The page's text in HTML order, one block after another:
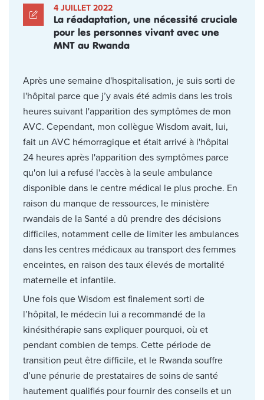
4 JUILLET 2022
La réadaptation, une nécessité cruciale
pour les personnes vivant avec une
MNT au Rwanda
Après une semaine d'hospitalisation, je suis sorti de
l'hôpital parce que j’y avais été admis dans les trois
heures suivant l'apparition des symptômes de mon
AVC. Cependant, mon collègue Wisdom avait, lui,
fait un AVC hémorragique et était arrivé à l'hôpital
24 heures après l'apparition des symptômes parce
qu'on lui a refusé l'accès à la seule ambulance
disponible dans le centre médical le plus proche. En
raison du manque de ressources, le ministère
rwandais de la Santé a dû prendre des décisions
difficiles, notamment celle de limiter les ambulances
dans les centres médicaux au transport des femmes
enceintes, en raison des taux élevés de mortalité
maternelle et infantile.
Une fois que Wisdom est finalement sorti de
l’hôpital, le médecin lui a recommandé de la
kinésithérapie sans expliquer pourquoi, où et
pendant combien de temps. Cette période de
transition peut être difficile, et le Rwanda souffre
d’une pénurie de prestataires de soins de santé
hautement qualifiés pour fournir des conseils et un